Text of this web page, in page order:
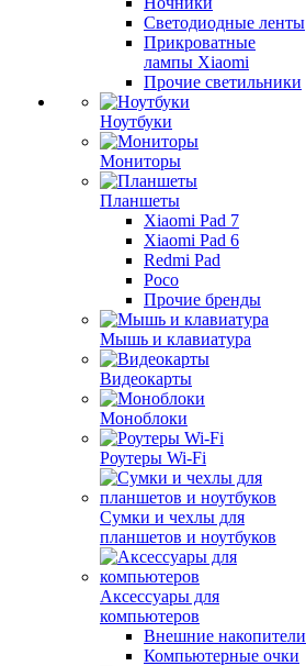
Светодиодные ленты
Прикроватные
лампы Xiaomi
Прочие светильники
Ноутбуки
Мониторы
Планшеты
Xiaomi Pad 7
Xiaomi Pad 6
Redmi Pad
Poco
Прочие бренды
Мышь и клавиатура
Видеокарты
Моноблоки
Роутеры Wi-Fi
Сумки и чехлы для
планшетов и ноутбуков
Аксессуары для
компьютеров
Внешние накопители
Компьютерные очки